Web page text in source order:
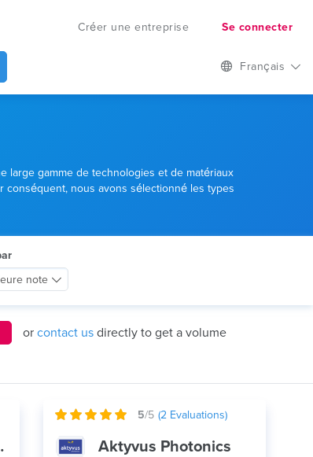
Créer une entreprise Se connecter
Français
large gamme de technologies et de matériaux
nous avons sélectionné les types
note
or contact us directly to get a volume
5/5 (2Evaluations)
Aktyvus Photonics